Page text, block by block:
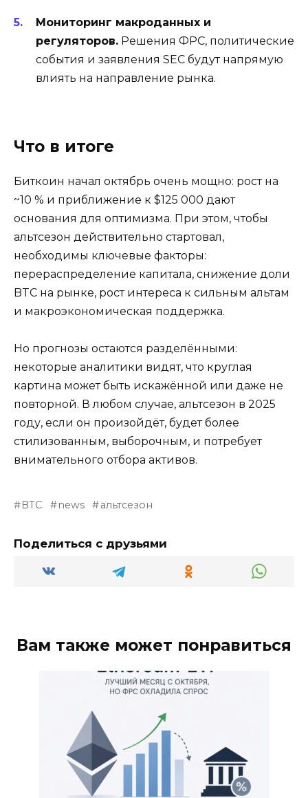
Мониторинг макроданных и
регуляторов. Решения ФРС, политические
события и заявления SEC будут напрямую
влиять на направление рынка.
Что в итоге
Биткоин начал октябрь очень мощно: рост на
~10 % и приближение к $125 000 дают
основания для оптимизма. При этом, чтобы
альтсезон действительно стартовал,
необходимы ключевые факторы:
перераспределение капитала, снижение доли
BTC на рынке, рост интереса к сильным альтам
и макроэкономическая поддержка.
Но прогнозы остаются разделёнными:
некоторые аналитики видят, что круглая
картина может быть искажённой или даже не
повторной. В любом случае, альтсезон в 2025
году, если он произойдёт, будет более
стилизованным, выборочным, и потребует
внимательного отбора активов.
BTC news альтсезон
Поделиться с друзьями
Вам также может понравиться